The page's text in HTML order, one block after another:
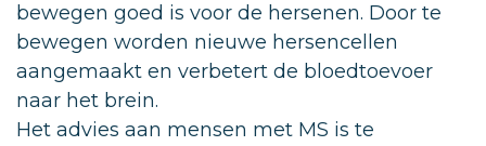
bewegen goed is voor de hersenen. Door te
bewegen worden nieuwe hersencellen
aangemaakt en verbetert de bloedtoevoer
naar het brein.
Het advies aan mensen met MS is te